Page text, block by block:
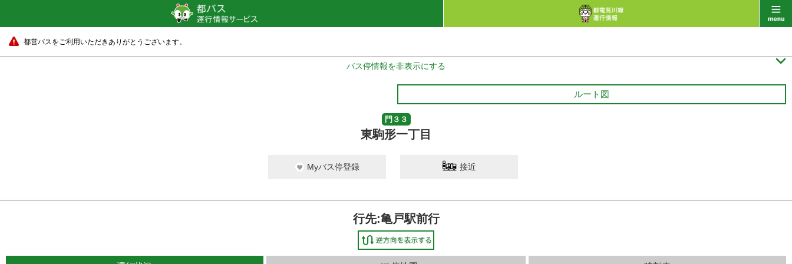
都営バスをご利用いただきありがとうございます。
バス停情報を非表示にする 
ルート図
門３３
東駒形一丁目
Myバス停登録 接近
行先:亀戸駅前行